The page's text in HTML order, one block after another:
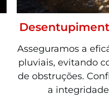
Asseguramos a
pluviais, evitando
de obstruções.
a